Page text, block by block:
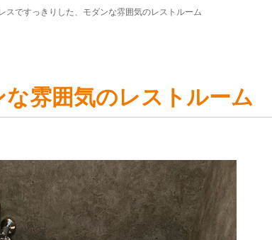
スですっきりした、モダンな雰囲気のレストルーム
雰囲気のレストルーム